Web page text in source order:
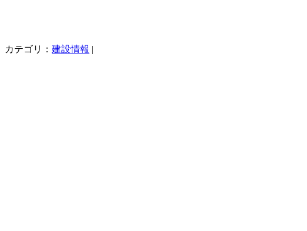
カテゴリ： 建設情報 |